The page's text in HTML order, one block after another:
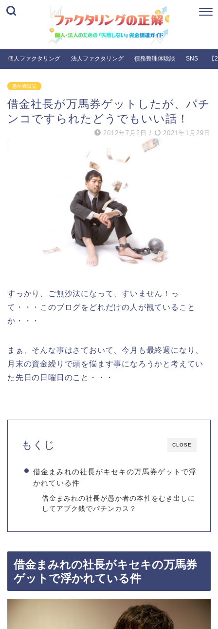
個人ファクタリング 法人ファクタリング 債務整理体験談 SNS
愚か者日記
借金社長が万馬券ゲットしたが、パチ
ンコですられたどうでもいい話！
2012年7月2日 / 2021年1月29日
すっかり、ご無沙汰になって、すいません！っ
て・・・このブログをどれだけの人が観ていること
か・・・
まぁ、そんな事はさておいて、今月も最終週になり、
月末の資金繰りで頭を悩ます事になろうかと考えてい
た先日の日曜日のこと・・・
CLOSE
もくじ
借金まみれの社長がキセキの万馬券ゲットで浮
かれている件
借金まみれの社長が愚か者の本性をむき出しに
してアブク銭でパチンカス？
借金まみれの社長がキセキの万馬券
ゲットで浮かれている件